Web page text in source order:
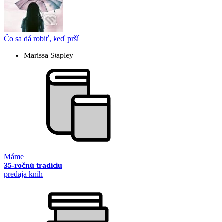
Čo sa dá robiť, keď prší
Marissa Stapley
Máme
35-ročnú tradíciu
predaja kníh